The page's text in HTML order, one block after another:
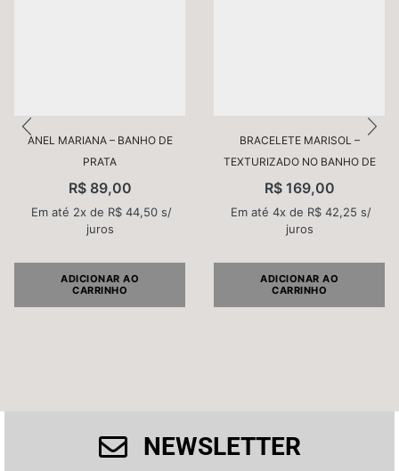
Nome
vez que eu comentar.
ANEL MARIANA – BANHO DE
PRATA
R$89,00
Em até 2x de R$44,50s/
juros
ADICIONAR AO
CARRINHO
BRACELETE MARISOL –
TEXTURIZADO NO BANHO DE
PRATA
R$169,00
Em até 4x de R$42,25 s/
juros
ADICIONAR AO
CARRINHO
NEWSLETTER